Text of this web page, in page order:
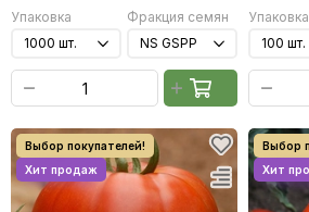
Упаковка
Фракция семян
Упаковка